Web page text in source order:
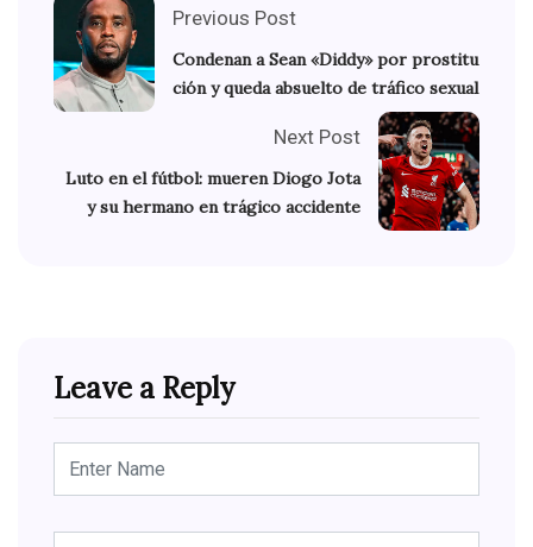
Previous Post
Condenan a Sean «Diddy» por prostitu
ción y queda absuelto de tráfico sexual
Next Post
Luto en el fútbol: mueren Diogo Jota
y su hermano en trágico accidente
Leave a Reply